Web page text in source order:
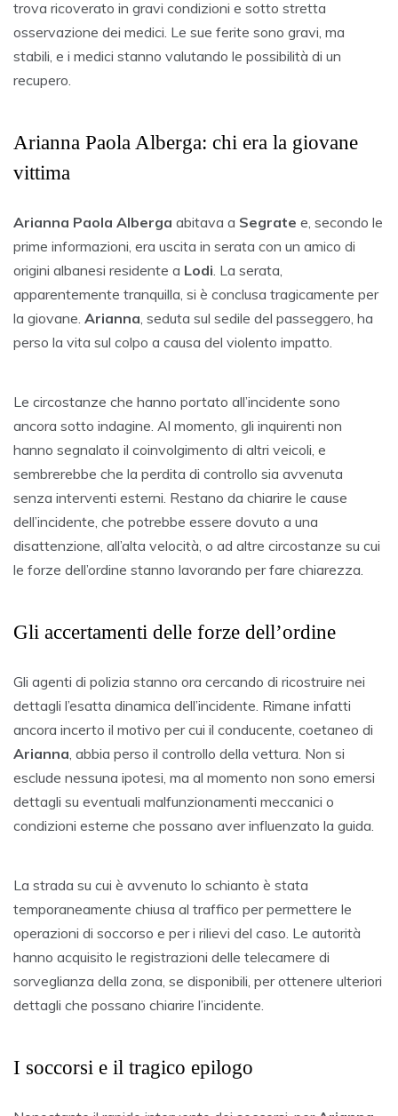
trova ricoverato in gravi condizioni e sotto stretta
osservazione dei medici. Le sue ferite sono gravi, ma
stabili, e i medici stanno valutando le possibilità di un
recupero.
Arianna Paola Alberga: chi era la giovane
vittima
Arianna Paola Alberga abitava a Segrate e, secondo le
prime informazioni, era uscita in serata con un amico di
origini albanesi residente a Lodi. La serata,
apparentemente tranquilla, si è conclusa tragicamente per
la giovane. Arianna, seduta sul sedile del passeggero, ha
perso la vita sul colpo a causa del violento impatto.
Le circostanze che hanno portato all’incidente sono
ancora sotto indagine. Al momento, gli inquirenti non
hanno segnalato il coinvolgimento di altri veicoli, e
sembrerebbe che la perdita di controllo sia avvenuta
senza interventi esterni. Restano da chiarire le cause
dell’incidente, che potrebbe essere dovuto a una
disattenzione, all’alta velocità, o ad altre circostanze su cui
le forze dell’ordine stanno lavorando per fare chiarezza.
Gli accertamenti delle forze dell’ordine
Gli agenti di polizia stanno ora cercando di ricostruire nei
dettagli l’esatta dinamica dell’incidente. Rimane infatti
ancora incerto il motivo per cui il conducente, coetaneo di
Arianna, abbia perso il controllo della vettura. Non si
esclude nessuna ipotesi, ma al momento non sono emersi
dettagli su eventuali malfunzionamenti meccanici o
condizioni esterne che possano aver influenzato la guida.
La strada su cui è avvenuto lo schianto è stata
temporaneamente chiusa al traffico per permettere le
operazioni di soccorso e per i rilievi del caso. Le autorità
hanno acquisito le registrazioni delle telecamere di
sorveglianza della zona, se disponibili, per ottenere ulteriori
dettagli che possano chiarire l’incidente.
I soccorsi e il tragico epilogo